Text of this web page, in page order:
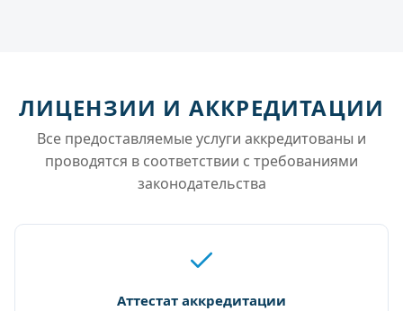
ЛИЦЕНЗИИ И АККРЕДИТАЦИИ
Все предоставляемые услуги аккредитованы и
проводятся в соответствии с требованиями
законодательства
Аттестат аккредитации